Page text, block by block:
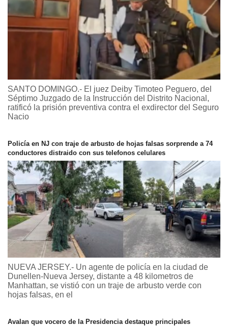
SANTO DOMINGO.- El juez Deiby Timoteo Peguero, del
Séptimo Juzgado de la Instrucción del Distrito Nacional,
ratificó la prisión preventiva contra el exdirector del Seguro
Nacio
Policía en NJ con traje de arbusto de hojas falsas sorprende a 74
conductores distraido con sus telefonos celulares
NUEVA JERSEY.- Un agente de policía en la ciudad de
Dunellen-Nueva Jersey, distante a 48 kilometros de
Manhattan, se vistió con un traje de arbusto verde con
hojas falsas, en el
Avalan que vocero de la Presidencia destaque principales